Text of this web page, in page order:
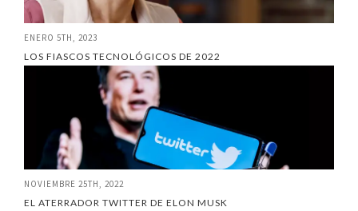
ENERO 5TH, 2023
LOS FIASCOS TECNOLÓGICOS DE 2022
NOVIEMBRE 25TH, 2022
EL ATERRADOR TWITTER DE ELON MUSK